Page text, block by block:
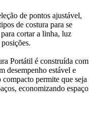
de pontos ajustável,
de costura para se
cortar a linha, luz
Portátil é construída com
desempenho estável e
permite que seja
economizando espaço